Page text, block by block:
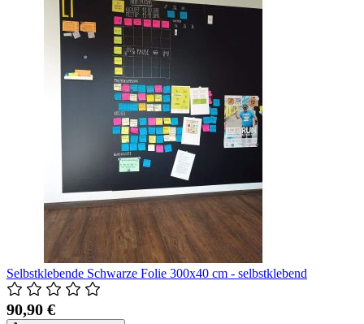
Selbstklebende Schwarze Folie 300x40 cm - selbstklebend
90,90 €